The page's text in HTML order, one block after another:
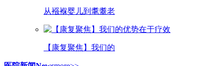
从襁褓婴儿到耄耋老
【康复聚焦】我们的